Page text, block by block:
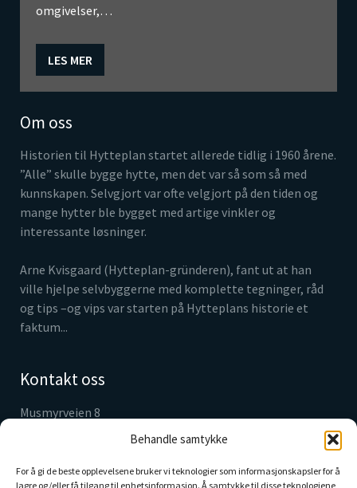
Behandle samtykke
For å gi de beste opplevelsene bruker vi teknologier som informasjonskapsler for å
lagre og/eller få tilgang til enhetsinformasjon. Å samtykke til disse teknologiene
omgivelser,…
LES MER
Om oss
Historien til Hytteplan startet allerede tidlig i 1960 årene.
”Alle” skulle bygge hytte, men det var så som så med
kunnskapen. Selvgjort var ofte velgjort på den tiden og
mange hytter ble bygget med artige vinkler og
interessante løsninger.
Arne Kvisgaard (Hytteplan-gründeren), fant ut at han
ville hjelpe selvbyggerne med komplette tegninger, råd
og tips –og vips var starten på Hytteplans historie et
faktum...
Kontakt oss
Musmyrveien 8
info@hytteplan.no